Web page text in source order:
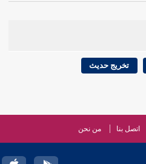
تخريج حديث
اتصل بنا من نحن